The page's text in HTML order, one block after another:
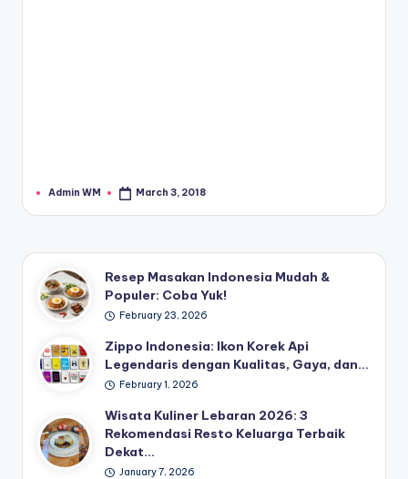
Posted
Admin WM March 3, 2018
Resep Masakan Indonesia Mudah &
Populer: Coba Yuk!
February 23, 2026
Zippo Indonesia: Ikon Korek Api
Legendaris dengan Kualitas, Gaya, dan…
February 1, 2026
Wisata Kuliner Lebaran 2026: 3
Rekomendasi Resto Keluarga Terbaik
Dekat…
January 7, 2026